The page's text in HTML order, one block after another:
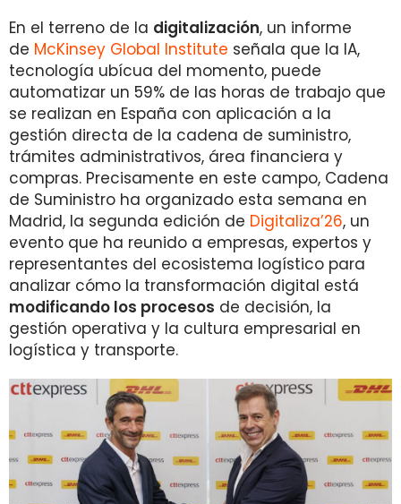
En el terreno de la digitalización, un informe
de McKinsey Global Institute señala que la IA,
tecnología ubícua del momento, puede
automatizar un 59% de las horas de trabajo que
se realizan en España con aplicación a la
gestión directa de la cadena de suministro,
trámites administrativos, área financiera y
compras. Precisamente en este campo, Cadena
de Suministro ha organizado esta semana en
Madrid, la segunda edición de Digitaliza’26, un
evento que ha reunido a empresas, expertos y
representantes del ecosistema logístico para
analizar cómo la transformación digital está
modificando los procesos de decisión, la
gestión operativa y la cultura empresarial en
logística y transporte.